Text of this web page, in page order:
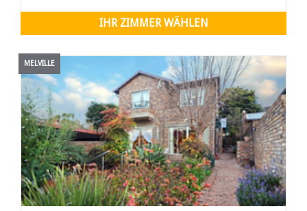
IHR ZIMMER WÄHLEN
MELVILLE